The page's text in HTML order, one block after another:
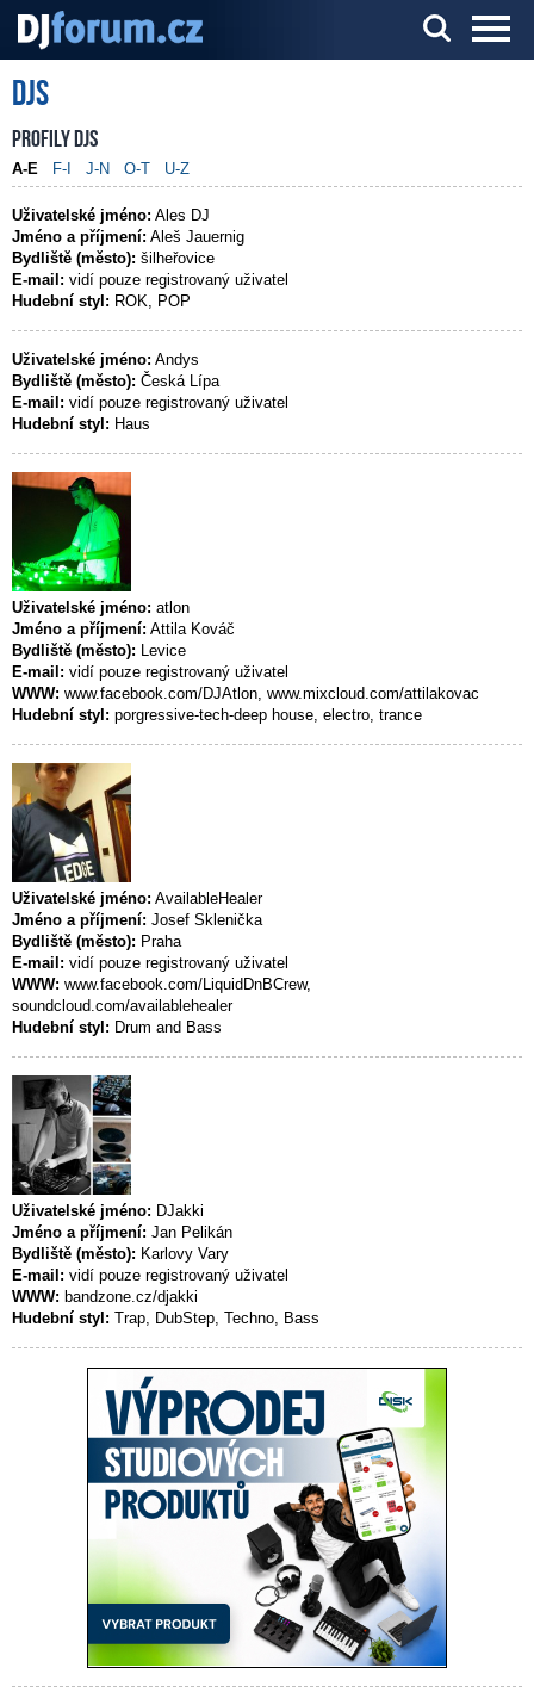
Server o DJ technice a DJingu
DJs
Profily DJs
A-E F-I J-N O-T U-Z
Uživatelské jméno: Ales DJ
Jméno a příjmení: Aleš Jauernig
Bydliště (město): šilheřovice
E-mail: vidí pouze registrovaný uživatel
Hudební styl: ROK, POP
Uživatelské jméno: Andys
Bydliště (město): Česká Lípa
E-mail: vidí pouze registrovaný uživatel
Hudební styl: Haus
Uživatelské jméno: atlon
Jméno a příjmení: Attila Kováč
Bydliště (město): Levice
E-mail: vidí pouze registrovaný uživatel
WWW: www.facebook.com/DJAtlon, www.mixcloud.com/attilakovac
Hudební styl: porgressive-tech-deep house, electro, trance
Uživatelské jméno: AvailableHealer
Jméno a příjmení: Josef Sklenička
Bydliště (město): Praha
E-mail: vidí pouze registrovaný uživatel
WWW: www.facebook.com/LiquidDnBCrew,
soundcloud.com/availablehealer
Hudební styl: Drum and Bass
Uživatelské jméno: DJakki
Jméno a příjmení: Jan Pelikán
Bydliště (město): Karlovy Vary
E-mail: vidí pouze registrovaný uživatel
WWW: bandzone.cz/djakki
Hudební styl: Trap, DubStep, Techno, Bass